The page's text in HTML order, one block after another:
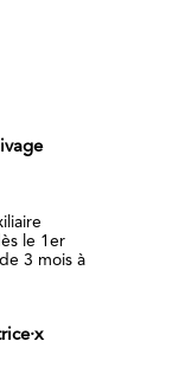
le 1er
3 mois à